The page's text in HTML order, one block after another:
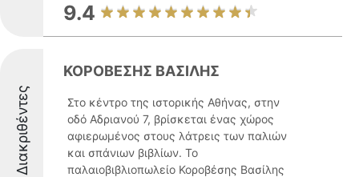
9.4
Διακριθέντες
ΚΟΡΟΒΕΣΗΣ ΒΑΣΙΛΗΣ
Στο κέντρο της ιστορικής Αθήνας, στην
οδό Αδριανού 7, βρίσκεται ένας χώρος
αφιερωμένος στους λάτρεις των παλιών
και σπάνιων βιβλίων. Το
παλαιοβιβλιοπωλείο Κοροβέσης Βασίλης